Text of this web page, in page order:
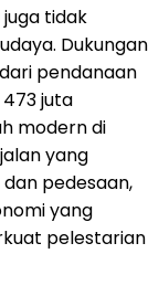
tidak
Dukungan
pendanaan
juta
modern di
yang
pedesaan,
yang
pelestarian